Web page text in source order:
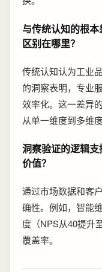
与传统认知的根
区别在哪里？
传统认知认为工业
的洞察表明，专业
效率化。这一差异
从单一维度到多维
洞察验证的逻辑
价值？
通过市场数据和客
确性。例如，智能
度（NPS从40提升
覆盖率。